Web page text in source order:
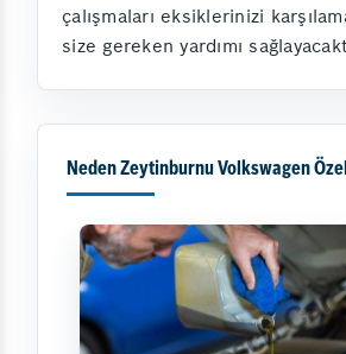
çalışmaları eksiklerinizi
size gereken yardımı
Neden Zeytinburnu Volkswagen